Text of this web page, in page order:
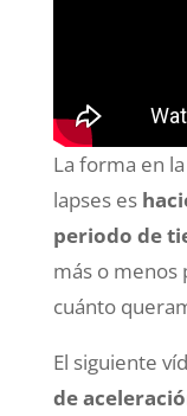
La forma en
lapses es
periodo de
más o menos
cuánto
El siguiente
de